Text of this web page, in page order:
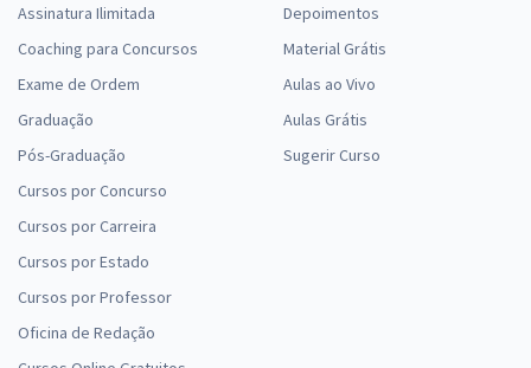
Grosso - Professor de Matemática (Pós-Edital)
à vista
R$31,99
IFMT - Instituto Federal de Educação, Ciência e Tecnologia de Mato
Grosso - Área: Física (Pós-edital)
Assinatura Ilimitada
Coaching para Concursos
Exame de Ordem
Graduação
Pós-Graduação
Cursos por Concurso
Cursos por Carreira
Cursos por Estado
Cursos por Professor
Oficina de Redação
Depoimentos
Material Grátis
Aulas ao Vivo
Aulas Grátis
Sugerir Curso